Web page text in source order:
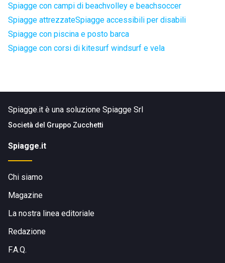
Spiagge con campi di beachvolley e beachsoccer
Spiagge attrezzateSpiagge accessibili per disabili
Spiagge con piscina e posto barca
Spiagge con corsi di kitesurf windsurf e vela
Spiagge.it è una soluzione Spiagge Srl
Società del Gruppo Zucchetti
Spiagge.it
Chi siamo
Magazine
La nostra linea editoriale
Redazione
F.A.Q.